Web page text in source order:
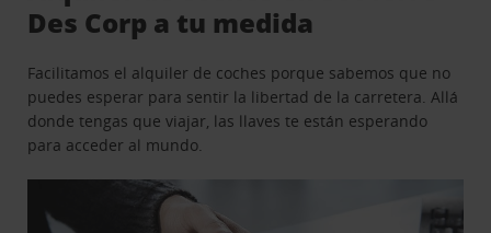
Des Corp a tu medida
Facilitamos el alquiler de coches porque sabemos que no
puedes esperar para sentir la libertad de la carretera. Allá
donde tengas que viajar, las llaves te están esperando
para acceder al mundo.